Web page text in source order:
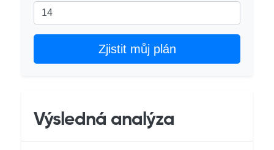
Zjistit můj plán
Výsledná analýza